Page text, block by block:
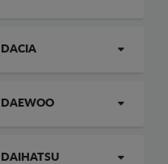
DACIA
DAEWOO
DAIHATSU